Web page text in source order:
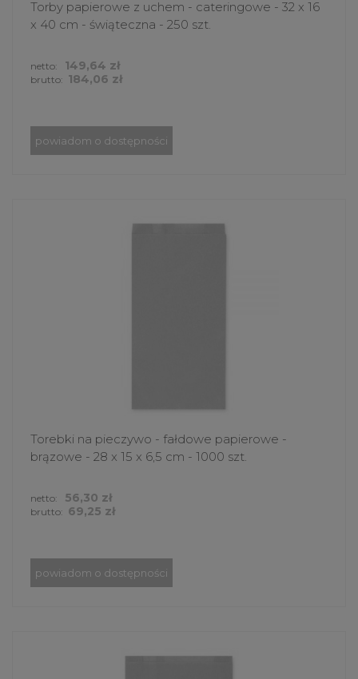
Torby papierowe z uchem - cateringowe - 32 x 16
x 40 cm - świąteczna - 250 szt.
brutto: 184,06 zł
netto: 149,64 zł
powiadom o dostępności
Torebki na pieczywo - fałdowe papierowe -
brązowe - 28 x 15 x 6,5 cm - 1000 szt.
brutto: 69,25 zł
netto: 56,30 zł
powiadom o dostępności